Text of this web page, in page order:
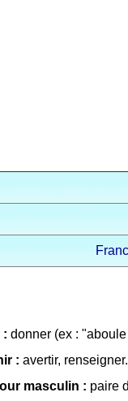
: donner (ex :
: avertir, renseigner.
masculin : paire